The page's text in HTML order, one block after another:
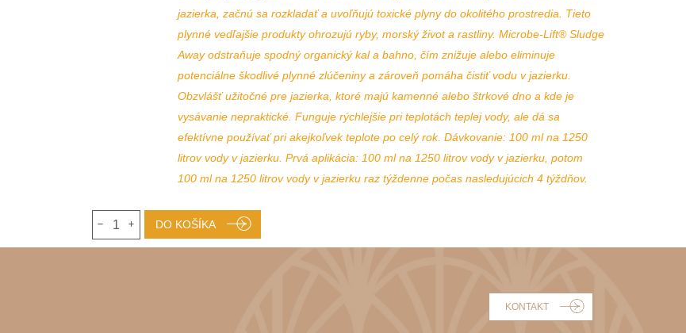
jazierka, začnú sa rozkladať a uvoľňujú toxické plyny do okolitého prostredia. Tieto
plynné vedľajšie produkty ohrozujú ryby, morský život a rastliny. Microbe-Lift® Sludge
Away odstraňuje spodný organický kal a bahno, čím znižuje alebo eliminuje
potenciálne škodlivé plynné zlúčeniny a zároveň pomáha čistiť vodu v jazierku.
Obzvlášť užitočné pre jazierka, ktoré majú kamenné alebo štrkové dno a kde je
vysávanie nepraktické. Funguje rýchlejšie pri teplotách teplej vody, ale dá sa
efektívne používať pri akejkoľvek teplote po celý rok. Dávkovanie: 100 ml na 1250
litrov vody v jazierku. Prvá aplikácia: 100 ml na 1250 litrov vody v jazierku, potom
100 ml na 1250 litrov vody v jazierku raz týždenne počas nasledujúcich 4 týždňov.
1 DO KOŠÍKA
KONTAKT